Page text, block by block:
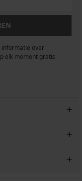
informatie over
elk moment gratis